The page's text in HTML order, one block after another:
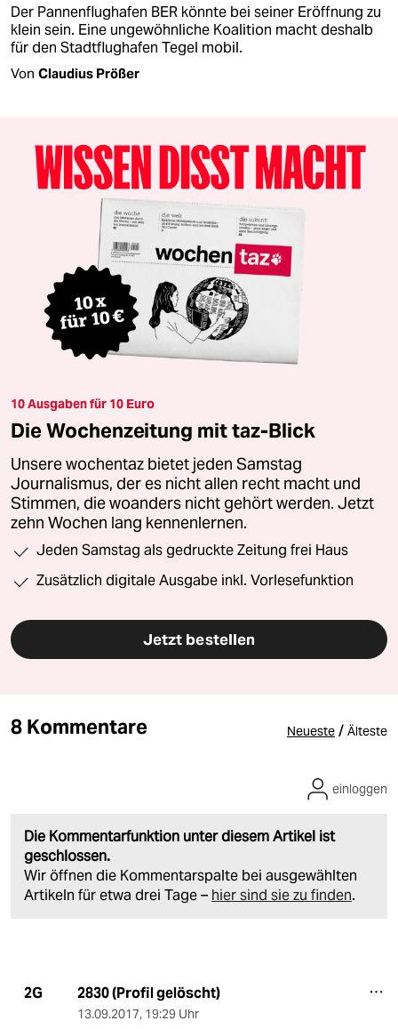
Der Pannenflughafen BER könnte bei seiner Eröffnung zu
klein sein. Eine ungewöhnliche Koalition macht deshalb
für den Stadtflughafen Tegel mobil.
Von Claudius Prößer
10 Ausgaben für 10 Euro
Die Wochenzeitung mit taz-Blick
Unsere wochentaz bietet jeden Samstag
Journalismus, der es nicht allen recht macht und
Stimmen, die woanders nicht gehört werden. Jetzt
zehn Wochen lang kennenlernen.
Jeden Samstag als gedruckte Zeitung frei Haus
Zusätzlich digitale Ausgabe inkl. Vorlesefunktion
Jetzt bestellen
8 Kommentare Neueste / Älteste
Die Kommentarfunktion unter diesem Artikel ist
geschlossen.
Wir öffnen die Kommentarspalte bei ausgewählten
Artikeln für etwa drei Tage – hier sind sie zu finden.
einloggen
2G 2830 (Profil gelöscht)
13.09.2017, 19:29 Uhr